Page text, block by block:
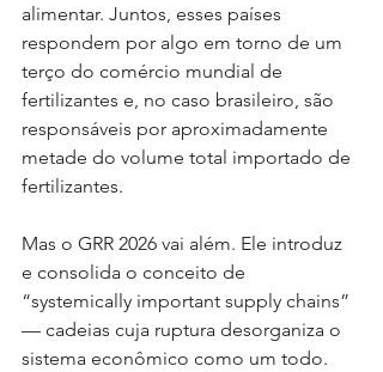
alimentar. Juntos, esses países
respondem por algo em torno de um
terço do comércio mundial de
fertilizantes e, no caso brasileiro, são
responsáveis por aproximadamente
metade do volume total importado de
fertilizantes.
Mas o GRR 2026 vai além. Ele introduz
e consolida o conceito de
“systemically important supply chains”
— cadeias cuja ruptura desorganiza o
sistema econômico como um todo.